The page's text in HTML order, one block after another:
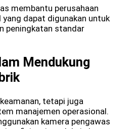
membantu perusahaan
dapat digunakan untuk
peningkatan standar
Mendukung
tetapi juga
manajemen operasional.
kamera pengawas